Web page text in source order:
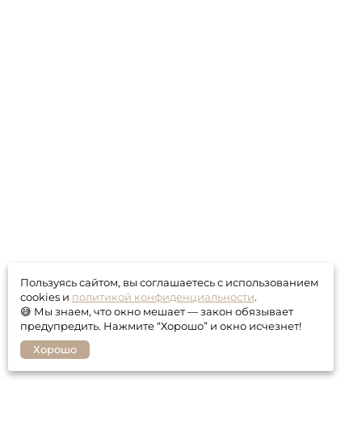
Пользуясь сайтом, вы соглашаетесь с использованием
cookies и политикой конфиденциальности.
😅 Мы знаем, что окно мешает — закон обязывает
предупредить. Нажмите “Хорошо” и окно исчезнет!
Хорошо